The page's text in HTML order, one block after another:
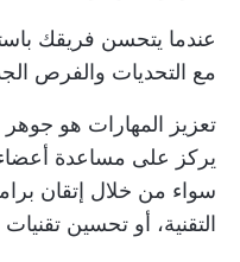
عندما يتحسن فريقك
مع التحديات والفرص
تعزيز المهارات هو
يركز على مساعدة
سواء من خلال إتقان
التقنية، أو تحسين